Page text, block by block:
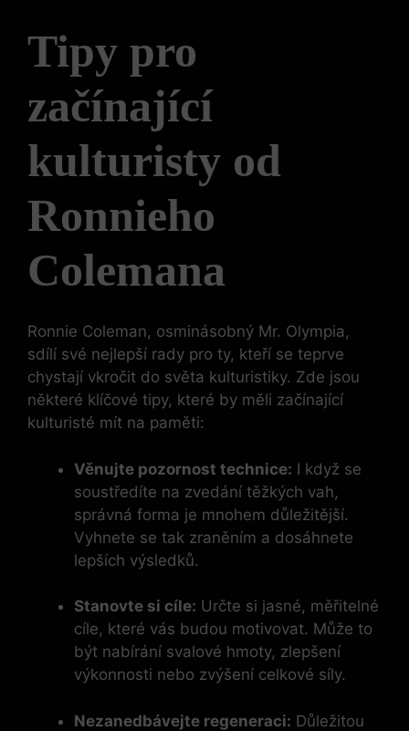
Tipy pro
začínající
kulturisty od
Ronnieho
Colemana
Ronnie Coleman, osminásobný Mr. Olympia,
sdílí své nejlepší rady pro ty, kteří se teprve
chystají vkročit do světa kulturistiky. Zde jsou
některé klíčové tipy, které by měli začínající
kulturisté mít na paměti:
Věnujte pozornost technice: I když se
soustředíte na zvedání těžkých vah,
správná forma je mnohem důležitější.
Vyhnete se tak zraněním a dosáhnete
lepších výsledků.
Stanovte si cíle: Určte si jasné, měřitelné
cíle, které vás budou motivovat. Může to
být nabírání svalové hmoty, zlepšení
výkonnosti nebo zvýšení celkové síly.
Nezanedbávejte regeneraci: Důležitou